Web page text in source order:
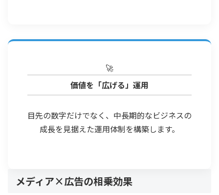
🚀
価値を「広げる」運用
目先の数字だけでなく、中長期的なビジネスの
成長を見据えた運用体制を構築します。
メディア×広告の相乗効果